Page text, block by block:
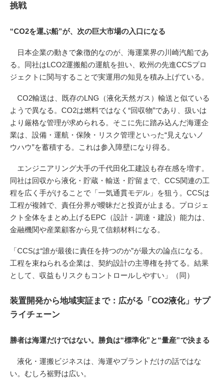
挑戦
“CO2を運ぶ船”が、次の巨大市場の入口になる
日本企業の動きで象徴的なのが、海運業界の川崎汽船であ
る。同社はLCO2運搬船の運航を担い、欧州の先進CCSプロ
ジェクトに関与することで実運用の知見を積み上げている。
CO2輸送は、既存のLNG（液化天然ガス）輸送と似ている
ようで異なる。CO2は燃料ではなく“回収物”であり、扱いは
より厳格な管理が求められる。そこに先に踏み込んだ海運企
業は、設備・運航・保険・リスク管理といった“見えないノ
ウハウ”を蓄積する。これは参入障壁になり得る。
エンジニアリング大手の千代田化工建設も存在感を増す。
同社は回収から液化・貯蔵・輸送・貯留まで、CCS関連の工
程を広く手がけることで「一気通貫モデル」を狙う。CCSは
工程が複雑で、責任分界が曖昧だと投資が止まる。プロジェ
クト全体をまとめ上げるEPC（設計・調達・建設）能力は、
金融機関や産業顧客から見て信頼材料になる。
「CCSは“誰が最後に責任を持つのか”が最大の論点になる。
工程を束ねられる企業は、契約設計の主導権を持てる。結果
として、収益もリスクもコントロールしやすい」（同）
装置開発から地域実証まで：広がる「CO2液化」サプ
ライチェーン
勝者は海運だけではない。勝負は“標準化”と“量産”で決まる
液化・運搬ビジネスは、海運やプラントだけの話ではな
い。むしろ裾野は広い。